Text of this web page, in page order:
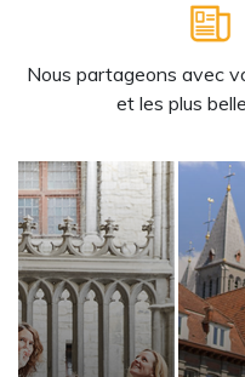
Nous partageons avec
et les plus